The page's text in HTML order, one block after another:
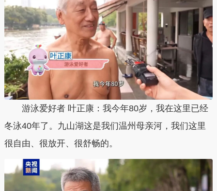
游泳爱好者 叶正康：我今年80岁，我在这里已经
冬泳40年了。九山湖这是我们温州母亲河，我们这里
很自由、很放开、很舒畅的。